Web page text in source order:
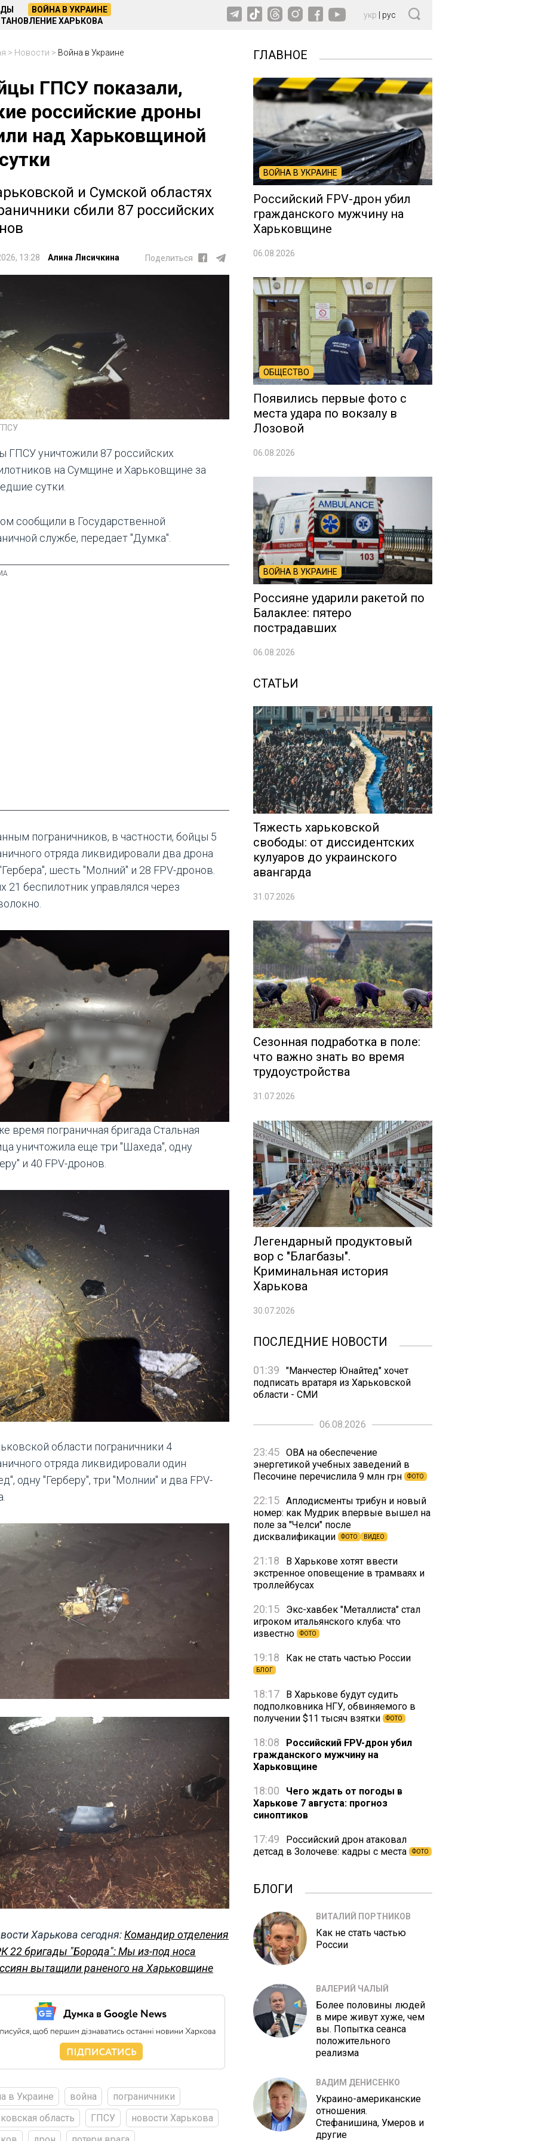
ВОЙНА В УКРАИНЕ
ХАРЬКОВА
укр рус
> Новости > Война в Украине
ГПСУ показали,
российские дроны
над Харьковщиной
и Сумской областях
сбили 87 российских
13:28 Алина Лисичкина Поделиться
ГПСУ уничтожили 87 российских
на Сумщине и Харьковщине за
сутки.
сообщили в Государственной
службе, передает "Думка".
пограничников, в частности, бойцы 5
отряда ликвидировали два дрона
шесть "Молний" и 28 FPV-дронов.
21 беспилотник управлялся через
время пограничная бригада Стальная
уничтожила еще три "Шахеда", одну
и 40 FPV-дронов.
области пограничники 4
отряда ликвидировали один
одну "Герберу", три "Молнии" и два FPV-
Харькова сегодня:Командир отделения
22 бригады "Борода": Мы из-под носа
вытащили раненого на Харьковщине
в Украине война
пограничники
область
ГПСУ
новости Харькова
ГЛАВНОЕ
ВОЙНА В УКРАИНЕ
Российский FPV-дрон убил
гражданского мужчину на
Харьковщине
06.08.2026
ОБЩЕСТВО
Появились первые фото с
места удара по вокзалу в
Лозовой
06.08.2026
ВОЙНА В УКРАИНЕ
Россияне ударили ракетой по
Балаклее: пятеро
пострадавших
06.08.2026
СТАТЬИ
Тяжесть харьковской
свободы: от диссидентских
кулуаров до украинского
авангарда
31.07.2026
Сезонная подработка в поле:
что важно знать во время
трудоустройства
31.07.2026
Легендарный продуктовый
вор с "Благбазы".
Криминальная история
Харькова
30.07.2026
ПОСЛЕДНИЕ НОВОСТИ
01:39
"Манчестер Юнайтед" хочет
подписать вратаря из Харьковской
области - СМИ
06.08.2026
23:45 ОВА на обеспечение
энергетикой учебных заведений в
Песочине перечислила 9 млн грн
ФОТО
22:15 Аплодисменты трибун и новый
номер: как Мудрик впервые вышел на
поле за "Челси" после
дисквалификации
ФОТО ВИДЕО
21:18
В Харькове хотят ввести
экстренное оповещение в трамваях и
троллейбусах
20:15
Экс-хавбек "Металлиста" стал
игроком итальянского клуба: что
известно
ФОТО
19:18 Как не стать частью России
БЛОГ
18:17
В Харькове будут судить
подполковника НГУ, обвиняемого в
получении $11 тысяч взятки
ФОТО
18:08
Российский FPV-дрон убил
гражданского мужчину на
Харьковщине
18:00
Чего ждать от погоды в
Харькове 7 августа: прогноз
синоптиков
17:49
Российский дрон атаковал
детсад в Золочеве: кадры с места
ФОТО
БЛОГИ
ВИТАЛИЙ ПОРТНИКОВ
Как не стать частью
России
ВАЛЕРИЙ ЧАЛЫЙ
Более половины людей
в мире живут хуже, чем
вы. Попытка сеанса
положительного
реализма
ВАДИМ ДЕНИСЕНКО
Украино-американские
отношения.
Стефанишина, Умеров и
другие